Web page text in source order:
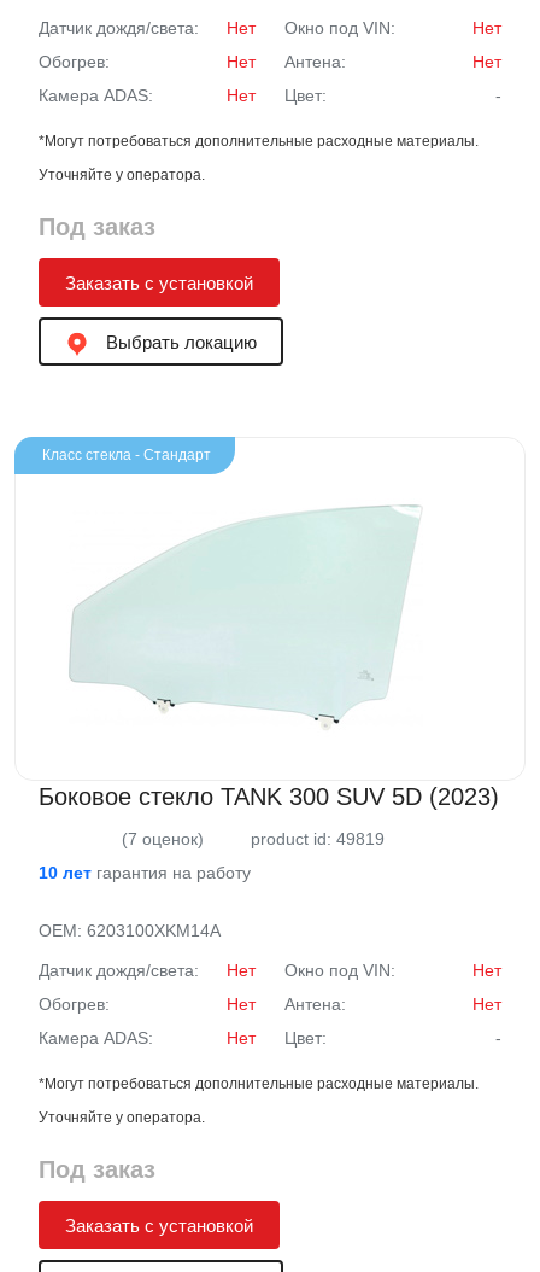
Датчик дождя/света: Нет Окно под VIN:
Нет
Обогрев:
Нет Антена:
Нет
Камера ADAS:
Нет Цвет: -
*Могут потребоваться дополнительные расходные материалы.
Уточняйте у оператора.
Под заказ
Заказать с установкой
Выбрать локацию
Класс стекла - Стандарт
Боковое стекло TANK 300 SUV 5D (2023)
(7 оценок)
product id: 49819
10 лет гарантия на работу
OEM: 6203100XKM14A
Датчик дождя/света: Нет Окно под VIN:
Нет
Обогрев:
Нет Антена:
Нет
Камера ADAS:
Нет Цвет: -
*Могут потребоваться дополнительные расходные материалы.
Уточняйте у оператора.
Под заказ
Заказать с установкой